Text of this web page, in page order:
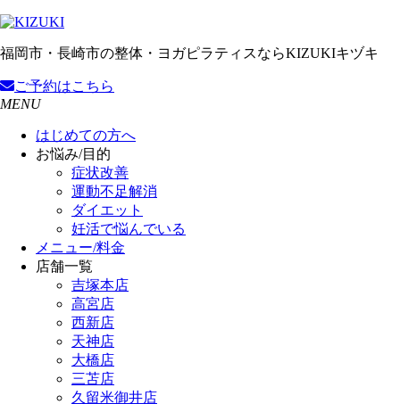
福岡市・長崎市の整体・ヨガピラティスならKIZUKIキヅキ
ご予約はこちら
MENU
はじめての方へ
お悩み/目的
症状改善
運動不足解消
ダイエット
妊活で悩んでいる
メニュー/料金
店舗一覧
吉塚本店
高宮店
西新店
天神店
大橋店
三苫店
久留米御井店